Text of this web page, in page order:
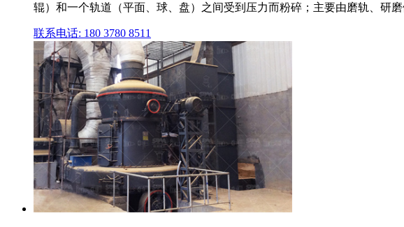
辊）和一个轨道（平面、球、盘）之间受到压力而粉碎；主要由磨轨、研
联系电话: 180 3780 8511